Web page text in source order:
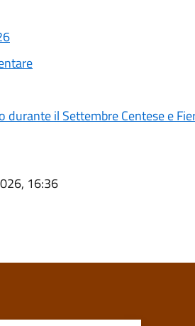
il Settembre Centese e
16:36